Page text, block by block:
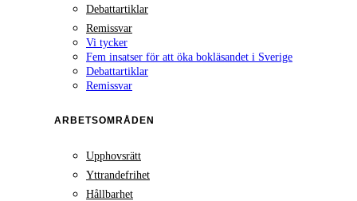
Debattartiklar
Remissvar
Vi tycker
Fem insatser för att öka bokläsandet i Sverige
Debattartiklar
Remissvar
ARBETSOMRÅDEN
Upphovsrätt
Yttrandefrihet
Hållbarhet